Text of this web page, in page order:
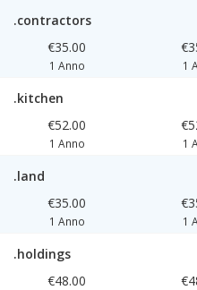
.contractors
€35.00
1 Anno 1
.kitchen
€52.00
1 Anno 1
.land
€35.00
1 Anno 1
.holdings
€48.00